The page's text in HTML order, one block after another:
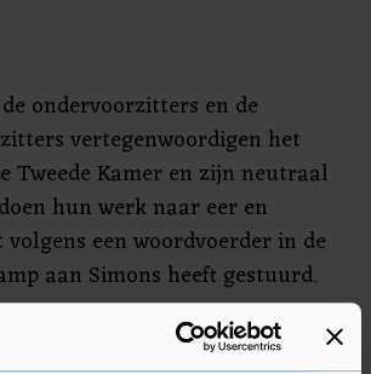
ondervoorzitters en de
vertegenwoordigen het
Tweede Kamer en zijn neutraal
hun werk naar eer en
volgens een woordvoerder in de
aan Simons heeft gestuurd.
van mening "dat iedereen zich